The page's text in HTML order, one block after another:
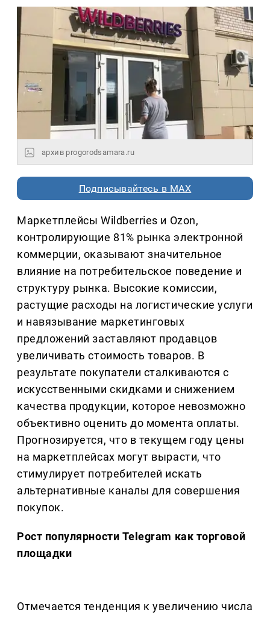
архив progorodsamara.ru
Подписывайтесь в MAX
Маркетплейсы Wildberries и Ozon,
контролирующие 81% рынка электронной
коммерции, оказывают значительное
влияние на потребительское поведение и
структуру рынка. Высокие комиссии,
растущие расходы на логистические услуги
и навязывание маркетинговых
предложений заставляют продавцов
увеличивать стоимость товаров. В
результате покупатели сталкиваются с
искусственными скидками и снижением
качества продукции, которое невозможно
объективно оценить до момента оплаты.
Прогнозируется, что в текущем году цены
на маркетплейсах могут вырасти, что
стимулирует потребителей искать
альтернативные каналы для совершения
покупок.
Рост популярности Telegram как торговой
площадки
Отмечается тенденция к увеличению числа